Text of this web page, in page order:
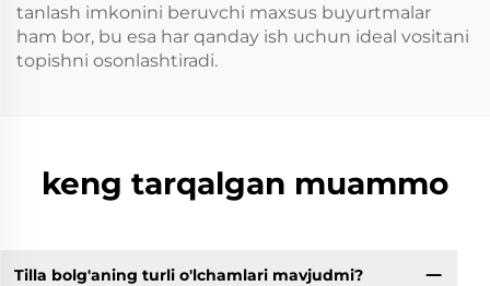
tanlash imkonini beruvchi maxsus buyurtmalar
ham bor, bu esa har qanday ish uchun ideal vositani
topishni osonlashtiradi.
keng tarqalgan muammo
Tilla bolg'aning turli o'lchamlari mavjudmi?